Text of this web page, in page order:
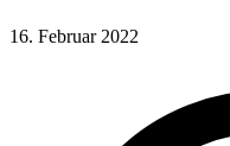
16. Februar 2022